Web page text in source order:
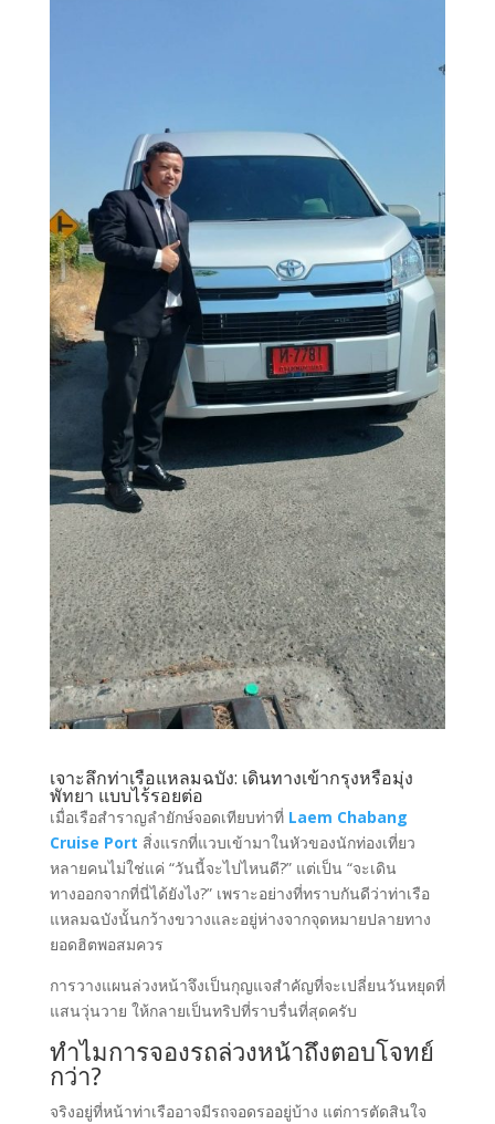
เจาะลึกท่าเรือแหลมฉบัง: เดินทางเข้ากรุงหรือมุ่ง
พัทยา แบบไร้รอยต่อ
เมื่อเรือสำราญลำยักษ์จอดเทียบท่าที่ Laem Chabang
Cruise Port สิ่งแรกที่แวบเข้ามาในหัวของนักท่องเที่ยว
หลายคนไม่ใช่แค่ “วันนี้จะไปไหนดี?” แต่เป็น “จะเดิน
ทางออกจากที่นี่ได้ยังไง?” เพราะอย่างที่ทราบกันดีว่าท่าเรือ
แหลมฉบังนั้นกว้างขวางและอยู่ห่างจากจุดหมายปลายทาง
ยอดฮิตพอสมควร
การวางแผนล่วงหน้าจึงเป็นกุญแจสำคัญที่จะเปลี่ยนวันหยุดที่
แสนวุ่นวาย ให้กลายเป็นทริปที่ราบรื่นที่สุดครับ
ทำไมการจองรถล่วงหน้าถึงตอบโจทย์
กว่า?
จริงอยู่ที่หน้าท่าเรืออาจมีรถจอดรออยู่บ้าง แต่การตัดสินใจ